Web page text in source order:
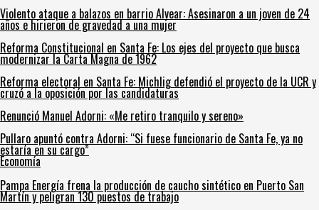
Violento ataque a balazos en barrio Alvear: Asesinaron a un joven de 24
años e hirieron de gravedad a una mujer
Reforma Constitucional en Santa Fe: Los ejes del proyecto que busca
modernizar la Carta Magna de 1962
Reforma electoral en Santa Fe: Michlig defendió el proyecto de la UCR y
cruzó a la oposición por las candidaturas
Renunció Manuel Adorni: «Me retiro tranquilo y sereno»
Pullaro apuntó contra Adorni: “Si fuese funcionario de Santa Fe, ya no
estaría en su cargo”
Economía
Pampa Energía frena la producción de caucho sintético en Puerto San
Martín y peligran 130 puestos de trabajo